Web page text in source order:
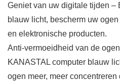
Geniet van uw digitale tijden –
blauw licht, bescherm uw
en elektronische producten.
Anti-vermoeidheid van de
KANASTAL computer blauw
ogen meer, meer